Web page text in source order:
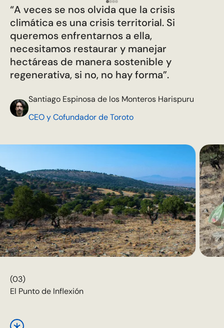
“A veces se nos olvida que la crisis
climática es una crisis territorial. Si
queremos enfrentarnos a ella,
necesitamos restaurar y manejar
hectáreas de manera sostenible y
regenerativa, si no, no hay forma”.
Santiago Espinosa de los Monteros Harispuru
CEO y Cofundador de Toroto
(03)
El Punto de Inflexión